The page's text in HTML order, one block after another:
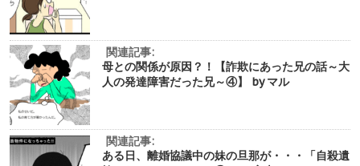
関連記事:
母との関係が原因？！【詐欺にあった兄の話～大
人の発達障害だった兄～④】 by マル
関連記事:
ある日、離婚協議中の妹の旦那が・・・「自殺遺